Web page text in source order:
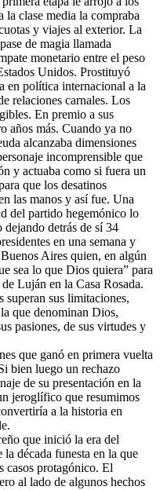
la clase media la compraba
y viajes al exterior. La
de magia llamada
monetario entre el peso
Unidos. Prostituyó
en política internacional a la
relaciones carnales. Los
En premio a sus
años más. Cuando ya no
alcanzaba dimensiones
incomprensible que
y actuaba como si fuera un
que los desatinos
las manos y así fue. Una
del partido hegemónico lo
detrás de sí 34
en una semana y
Aires quien, en algún
sea lo que Dios quiera” para
Luján en la Casa Rosada.
superan sus limitaciones,
que denominan Dios,
pasiones, de sus virtudes y
que ganó en primera vuelta
bien luego un rechazo
de su presentación en la
jeroglífico que resumimos
a la historia en
que inició la era del
década funesta en la que
casos protagónico. El
al lado de algunos hechos